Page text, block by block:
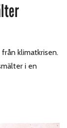
klimatkrisen.
i en